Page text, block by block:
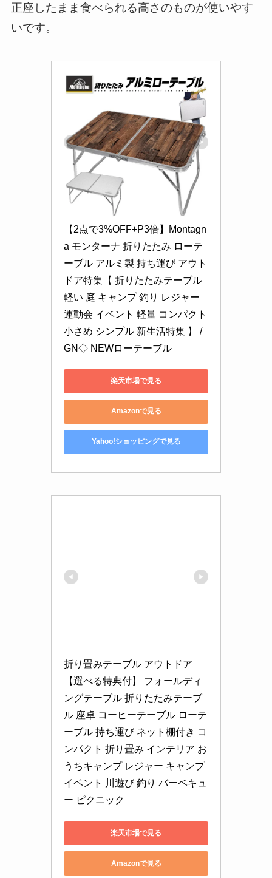
正座したまま食べられる高さのものが使いやす
いです。
【2点で3%OFF+P3倍】Montagn
a モンターナ 折りたたみ ローテ
ーブル アルミ製 持ち運び アウト
ドア特集【 折りたたみテーブル
軽い 庭 キャンプ 釣り レジャー
運動会 イベント 軽量 コンパクト
小さめ シンプル 新生活特集 】 /
GN◇ NEWローテーブル
楽天市場で見る
Amazonで見る
Yahoo!ショッピングで見る
折り畳みテーブル アウトドア
【選べる特典付】 フォールディ
ングテーブル 折りたたみテーブ
ル 座卓 コーヒーテーブル ローテ
ーブル 持ち運び ネット棚付き コ
ンパクト 折り畳み インテリア お
うちキャンプ レジャー キャンプ
イベント 川遊び 釣り バーベキュ
ー ピクニック
楽天市場で見る
Amazonで見る